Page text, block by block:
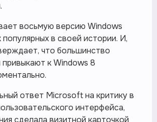
восьмую версию Windows
в своей истории. И,
что большинство
к Windows 8
ответ Microsoft на критику в
интерфейса,
сделала визитной карточкой